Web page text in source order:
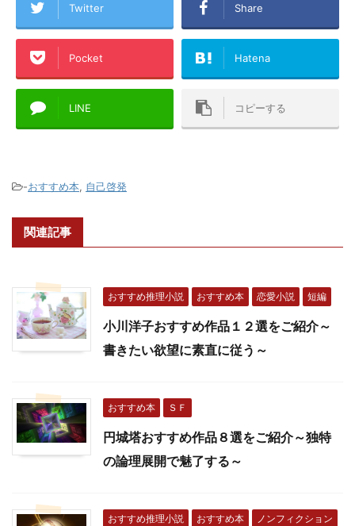
Twitter Share
Pocket Hatena
LINE コピーする
-おすすめ本, 自己啓発
関連記事
おすすめ推理小説 おすすめ本 恋愛小説 短編
小川洋子おすすめ作品１２選をご紹介～
書きたい欲望に素直に従う～
おすすめ本 ＳＦ
円城塔おすすめ作品８選をご紹介～独特
の論理展開で魅了する～
おすすめ推理小説 おすすめ本
ノンフィクション